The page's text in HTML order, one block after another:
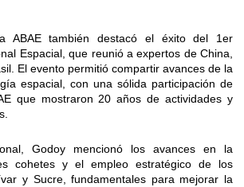
ABAE también destacó el éxito del 1er
Espacial, que reunió a expertos de China,
El evento permitió compartir avances de la
espacial, con una sólida participación de
que mostraron 20 años de actividades y
Godoy mencionó los avances en la
cohetes y el empleo estratégico de los
y Sucre, fundamentales para mejorar la